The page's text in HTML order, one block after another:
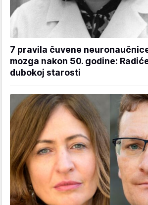
7 pravila čuvene
mozga nakon 50. godine:
dubokoj starosti